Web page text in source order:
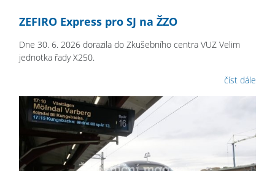
ZEFIRO Express pro SJ na ŽZO
Dne 30. 6. 2026 dorazila do Zkušebního centra VUZ Velim
jednotka řady X250.
číst dále